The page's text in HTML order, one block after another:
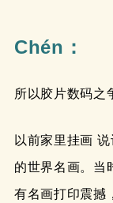
Chén：
所以胶片数码之
以前家里挂画
的世界名画。当
有名画打印震撼